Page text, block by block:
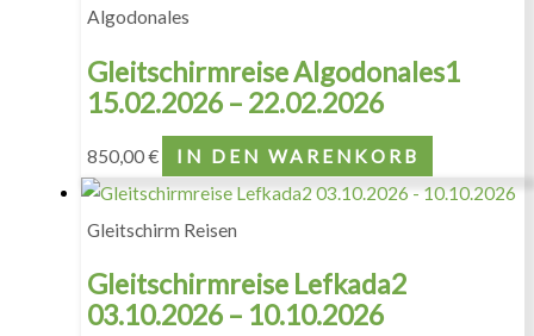
Algodonales
Gleitschirmreise Algodonales1
15.02.2026 – 22.02.2026
850,00€ IN DEN WARENKORB
Gleitschirm Reisen
Gleitschirmreise Lefkada2
03.10.2026 – 10.10.2026